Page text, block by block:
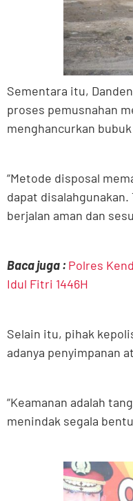
Sementara itu,
proses pemusnahan
menghancurkan
“Metode disposal
dapat
berjalan aman dan
Baca juga : Polres
Idul Fitri 1446H
Selain itu, pihak
adanya penyimpanan
“Keamanan adalah
menindak segala